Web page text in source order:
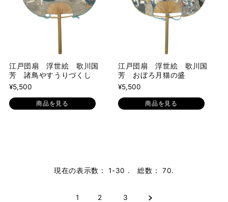
江戸団扇 浮世絵 歌川国
芳 諸鳥やすうりづくし
¥5,500
商品を見る
江戸団扇 浮世絵 歌川国
芳 おぼろ月猫の盛
¥5,500
商品を見る
現在の表示数： 1-30 . 総数： 70.
1 2 3